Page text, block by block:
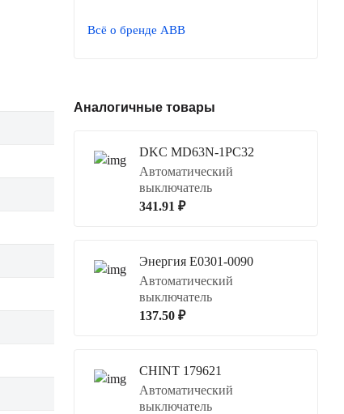
Всё о бренде ABB
Аналогичные товары
DKC MD63N-1PC32
Автоматический
выключатель
341.91 ₽
Энергия Е0301-0090
Автоматический
выключатель
137.50 ₽
CHINT 179621
Автоматический
выключатель